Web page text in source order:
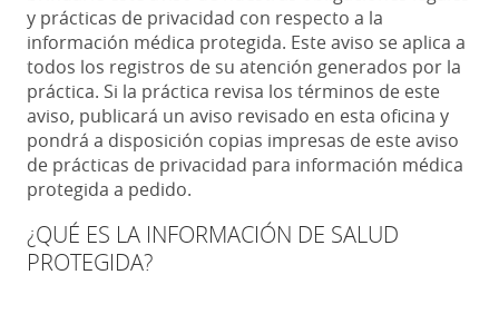
y prácticas de privacidad con respecto a la
información médica protegida. Este aviso se aplica a
todos los registros de su atención generados por la
práctica. Si la práctica revisa los términos de este
aviso, publicará un aviso revisado en esta oficina y
pondrá a disposición copias impresas de este aviso
de prácticas de privacidad para información médica
protegida a pedido.
¿QUÉ ES LA INFORMACIÓN DE SALUD
PROTEGIDA?